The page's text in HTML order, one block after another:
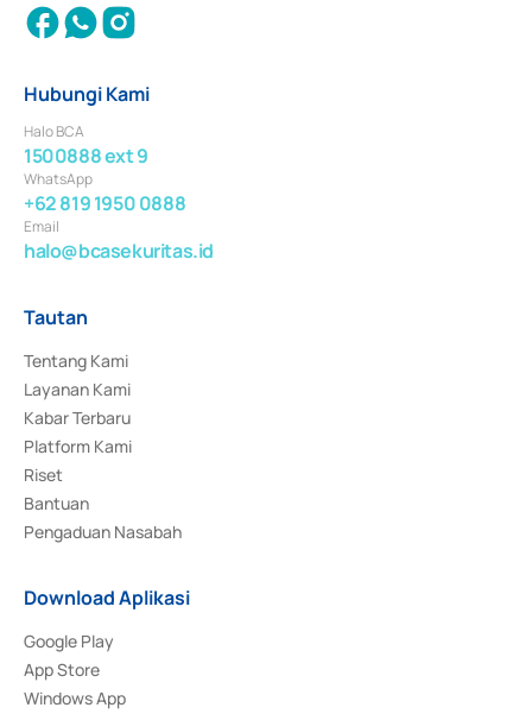
Hubungi Kami
Halo BCA
1500888 ext 9
WhatsApp
+62 819 1950 0888
Email
halo@bcasekuritas.id
Tautan
Tentang Kami
Layanan Kami
Kabar Terbaru
Platform Kami
Riset
Bantuan
Pengaduan Nasabah
Download Aplikasi
Google Play
App Store
Windows App